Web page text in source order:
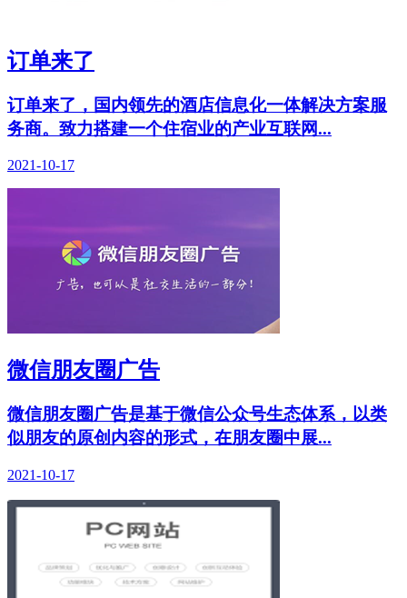
订单来了
订单来了，国内领先的酒店信息化一体解决方案服
务商。致力搭建一个住宿业的产业互联网...
2021-10-17
微信朋友圈广告
微信朋友圈广告是基于微信公众号生态体系，以类
似朋友的原创内容的形式，在朋友圈中展...
2021-10-17